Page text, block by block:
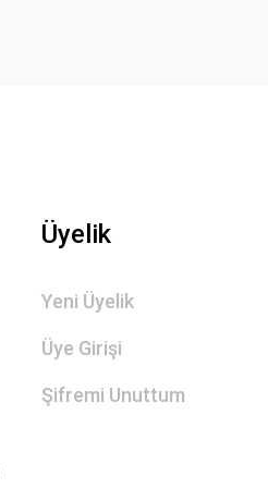
Üyelik
Yeni Üyelik
Üye Girişi
Şifremi Unuttum